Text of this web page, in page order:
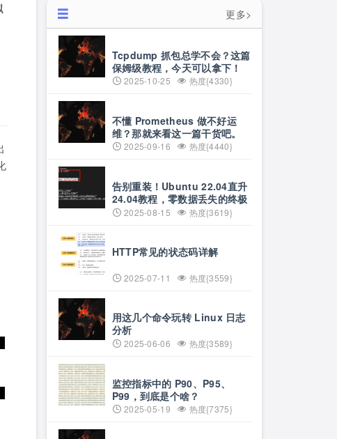
更多>
Tcpdump 抓包总学不会？这篇
保姆级教程，今天可以拿下！
2025-10-25 热度{4330}
不懂 Prometheus 做不好运
维？那就来看这一篇干货吧。
2025-09-16 热度{4440}
告别重装！Ubuntu 22.04直升
24.04教程，零数据丢失的终极
方案2025-08-15 热度{3619}
HTTP常见的状态码详解
2025-07-11 热度{3559}
用这几个命令玩转 Linux 日志
分析
2025-06-06 热度{3589}
监控指标中的 P90、P95、
P99，到底是个啥？
2025-05-19 热度{7375}